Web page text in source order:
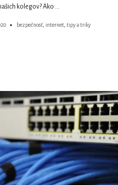
kolegov? Ako …
bezpečnosť internet tipy a triky